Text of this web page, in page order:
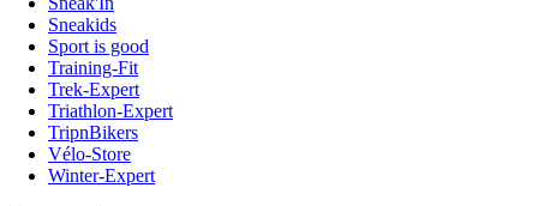
Sneakids
Sport is good
Training-Fit
Trek-Expert
Triathlon-Expert
TripnBikers
Vélo-Store
Winter-Expert